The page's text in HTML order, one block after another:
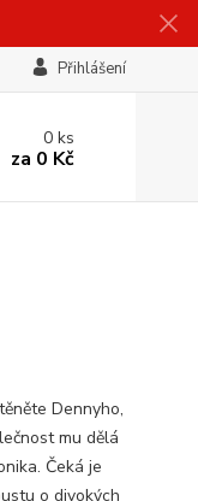
Přihlášení
0ks
za 0 Kč
Dennyho,
mu dělá
Čeká je
o divokých